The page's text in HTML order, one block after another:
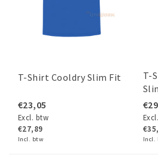
T-Shirt Cooldry Slim Fit
€23,05
Excl. btw
€27,89
Incl. btw
T-
Incl.